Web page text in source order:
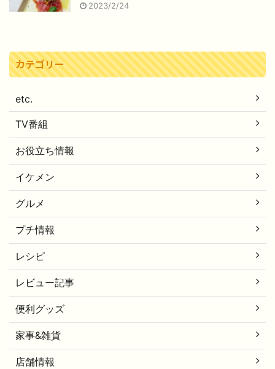
2023/2/24
カテゴリー
etc.
TV番組
お役立ち情報
イケメン
グルメ
プチ情報
レシピ
レビュー記事
便利グッズ
家事&雑貨
店舗情報